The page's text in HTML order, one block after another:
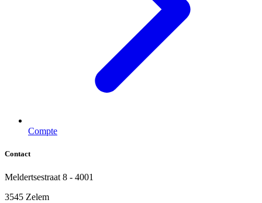
Compte
Contact
Meldertsestraat 8 - 4001
3545 Zelem